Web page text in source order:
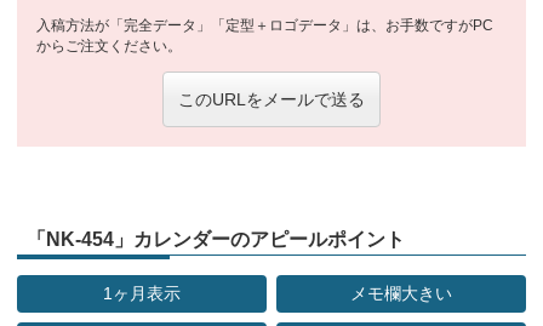
入稿方法が「完全データ」「定型＋ロゴデータ」は、お手数ですがPC
からご注文ください。
このURLをメールで送る
「NK-454」カレンダーのアピールポイント
1ヶ月表示 メモ欄大きい